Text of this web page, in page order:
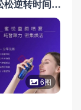
松逆转时间，
6图